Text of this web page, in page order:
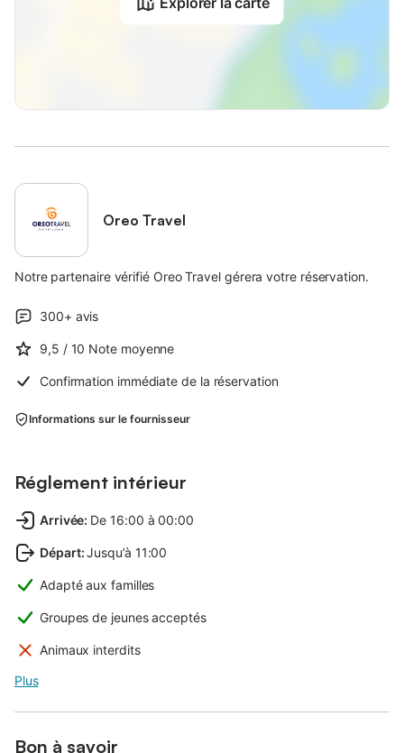
Oreo Travel
Notre partenaire vérifié Oreo Travel gérera votre réservation.
300+ avis
9,5 / 10 Note moyenne
Confirmation immédiate de la réservation
Informations sur le fournisseur
Réglement intérieur
Arrivée: De 16:00 à 00:00
Départ:Jusqu’à 11:00
Adapté aux familles
Groupes de jeunes acceptés
Animaux interdits
Plus
Bon à savoir